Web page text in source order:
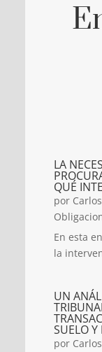
LA
QUÉ
por
En esta
la
UN
SUELO Y
por